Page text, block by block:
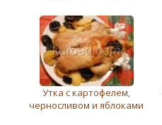
Утка с картофелем,
черносливом и яблоками